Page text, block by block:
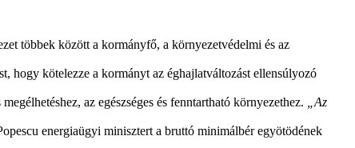
többek között a kormányfő, a környezetvédelmi és az
hogy kötelezze a kormányt az éghajlatváltozást ellensúlyozó
az egészséges és fenntartható környezethez.
„Az
energiaügyi minisztert a bruttó minimálbér egyötödének